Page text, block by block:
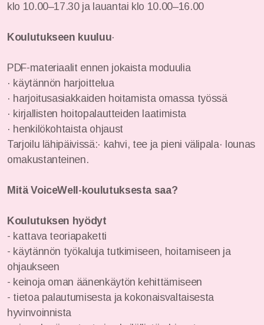
klo 10.00–17.30 ja lauantai klo 10.00–16.00
Koulutukseen kuuluu·
PDF-materiaalit ennen jokaista moduulia
· käytännön harjoittelua
· harjoitusasiakkaiden hoitamista omassa työssä
· kirjallisten hoitopalautteiden laatimista
· henkilökohtaista ohjaust
Tarjoilu lähipäivissä:· kahvi, tee ja pieni välipala· lounas
omakustanteinen.
Mitä VoiceWell-koulutuksesta saa?
Koulutuksen hyödyt
- kattava teoriapaketti
- käytännön työkaluja tutkimiseen, hoitamiseen ja
ohjaukseen
- keinoja oman äänenkäytön kehittämiseen
- tietoa palautumisesta ja kokonaisvaltaisesta
hyvinvoinnista